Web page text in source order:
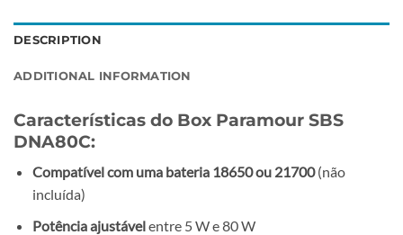
DESCRIPTION
ADDITIONAL INFORMATION
Características do Box Paramour SBS
DNA80C:
Compatível com uma bateria 18650 ou 21700(não
incluída)
Potência ajustávelentre 5 W e 80 W